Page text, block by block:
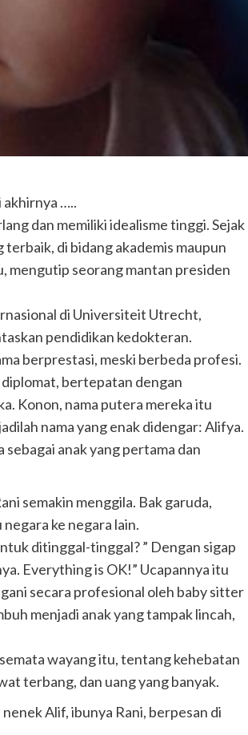
akhirnya …..
dan memiliki idealisme tinggi. Sejak
terbaik, di bidang akademis maupun
mengutip seorang mantan presiden
di Universiteit Utrecht,
pendidikan kedokteran.
berprestasi, meski berbeda profesi.
bertepatan dengan
Konon, nama putera mereka itu
nama yang enak didengar: Alifya.
anak yang pertama dan
semakin menggila. Bak garuda,
ke negara lain.
ditinggal-tinggal? ” Dengan sigap
Everything is OK!” Ucapannya itu
secara profesional oleh baby sitter
menjadi anak yang tampak lincah,
wayang itu, tentang kehebatan
terbang, dan uang yang banyak.
Alif, ibunya Rani, berpesan di